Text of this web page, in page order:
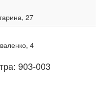
27
4
903-003